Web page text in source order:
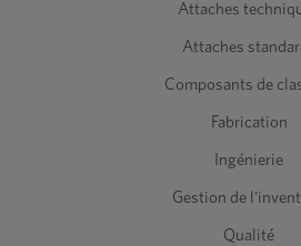
Attaches
Attaches
Composants de
Fabrication
Ingénierie
Gestion de
Qualité